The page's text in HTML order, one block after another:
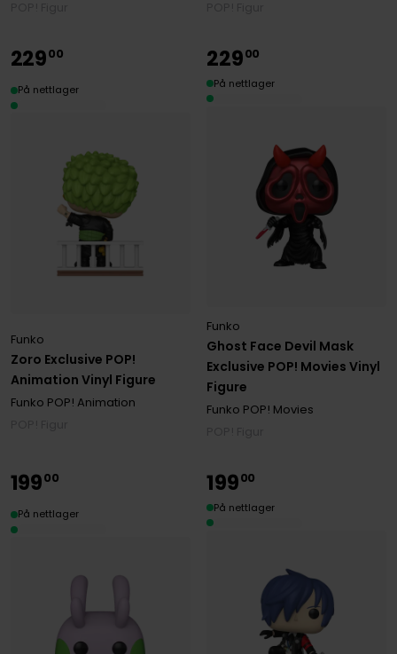
Zoro Exclusive POP!
Animation Vinyl Figure
Funko
Funko POP! Animation
22900
På nettlager
Ghost Face Devil Mask
Exclusive POP! Movies Vinyl
Figure
Funko
Funko POP! Movies
22900
På nettlager
19900
På nettlager
19900
På nettlager